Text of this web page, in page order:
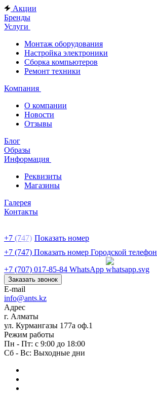
Акции
Бренды
Услуги
Монтаж оборудования
Настройка электроники
Сборка компьютеров
Ремонт техники
Компания
О компании
Новости
Отзывы
Блог
Образы
Информация
Реквизиты
Магазины
Галерея
Контакты
+7 (747) Показать номер
+7 (747) Показать номер Городской телефон
+7 (707) 017-85-84 WhatsApp
Заказать звонок
E-mail
info@ants.kz
Адрес
г. Алматы
ул. Курмангазы 177а оф.1
Режим работы
Пн - Пт: с 9:00 до 18:00
Сб - Вс: Выходные дни